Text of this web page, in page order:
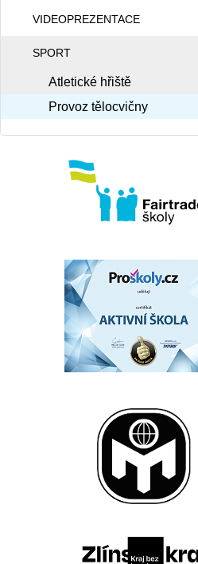
VIDEOPREZENTACE
Videa 2025/2026
Videa 2024/2025
Videa 2023/2024
Videa 2022/2023
SPORT
Atletické hřiště
Provoz tělocvičny